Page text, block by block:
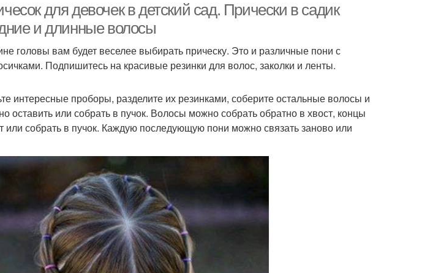
Прически для
трехлетней девочки
Прическа для девочек Прически для девочке
на выпускной
девочке
Волос для девочек
для девочек в детский сад. Прически в садик
и длинные волосы
головы вам будет веселее выбирать прическу. Это и различные пони с
Подпишитесь на красивые резинки для волос, заколки и ленты.
интересные проборы, разделите их резинками, соберите остальные волосы и
оставить или собрать в пучок. Волосы можно собрать обратно в хвост, концы
или собрать в пучок. Каждую последующую пони можно связать заново или